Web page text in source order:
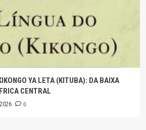
YA LETA (KITUBA): DA BAIXA
CENTRAL
0